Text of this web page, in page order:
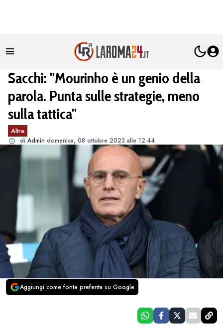
Sacchi: "Mourinho è un genio della
parola. Punta sulle strategie, meno
sulla tattica"
Altre
di Admin domenica, 08 ottobre 2023 alle 12:44
Aggiungi come fonte preferita su Google